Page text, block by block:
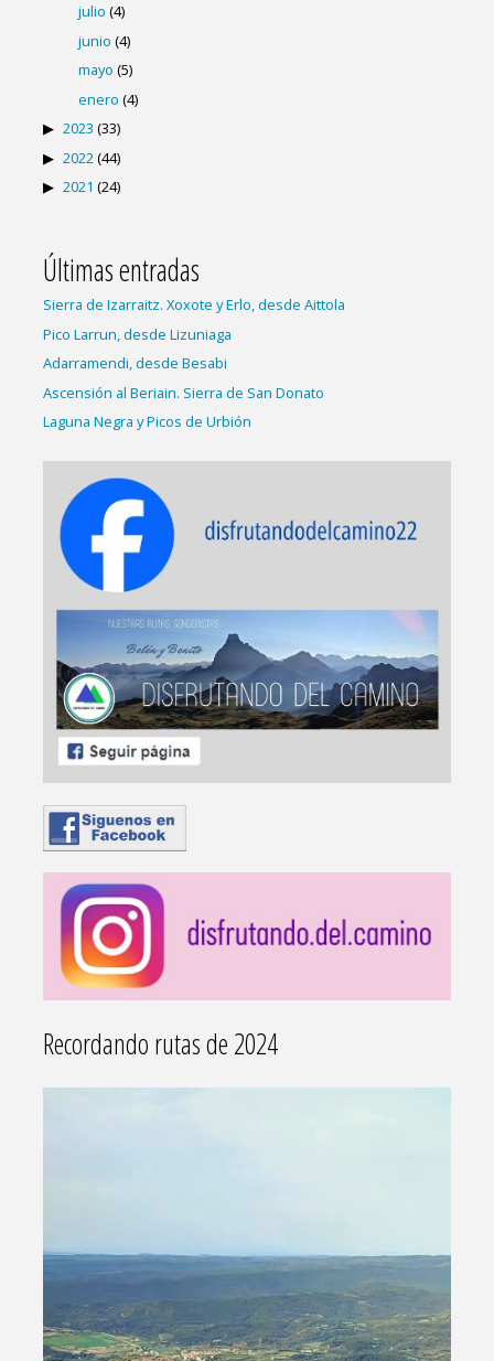
julio (4)
junio (4)
mayo (5)
enero (4)
2023 (33)
2022(44)
2021 (24)
Últimas entradas
Sierra de Izarraitz. Xoxote y Erlo, desde Aittola
Pico Larrun, desde Lizuniaga
Adarramendi, desde Besabi
Ascensión al Beriain. Sierra de San Donato
Laguna Negra y Picos de Urbión
Recordando rutas de 2024